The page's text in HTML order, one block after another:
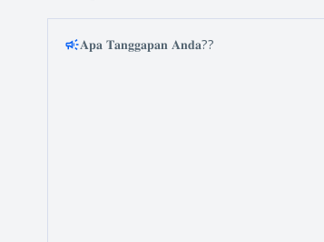
𝐀𝐩𝐚 𝐓𝐚𝐧𝐠𝐠𝐚𝐩𝐚𝐧 𝐀𝐧𝐝𝐚??